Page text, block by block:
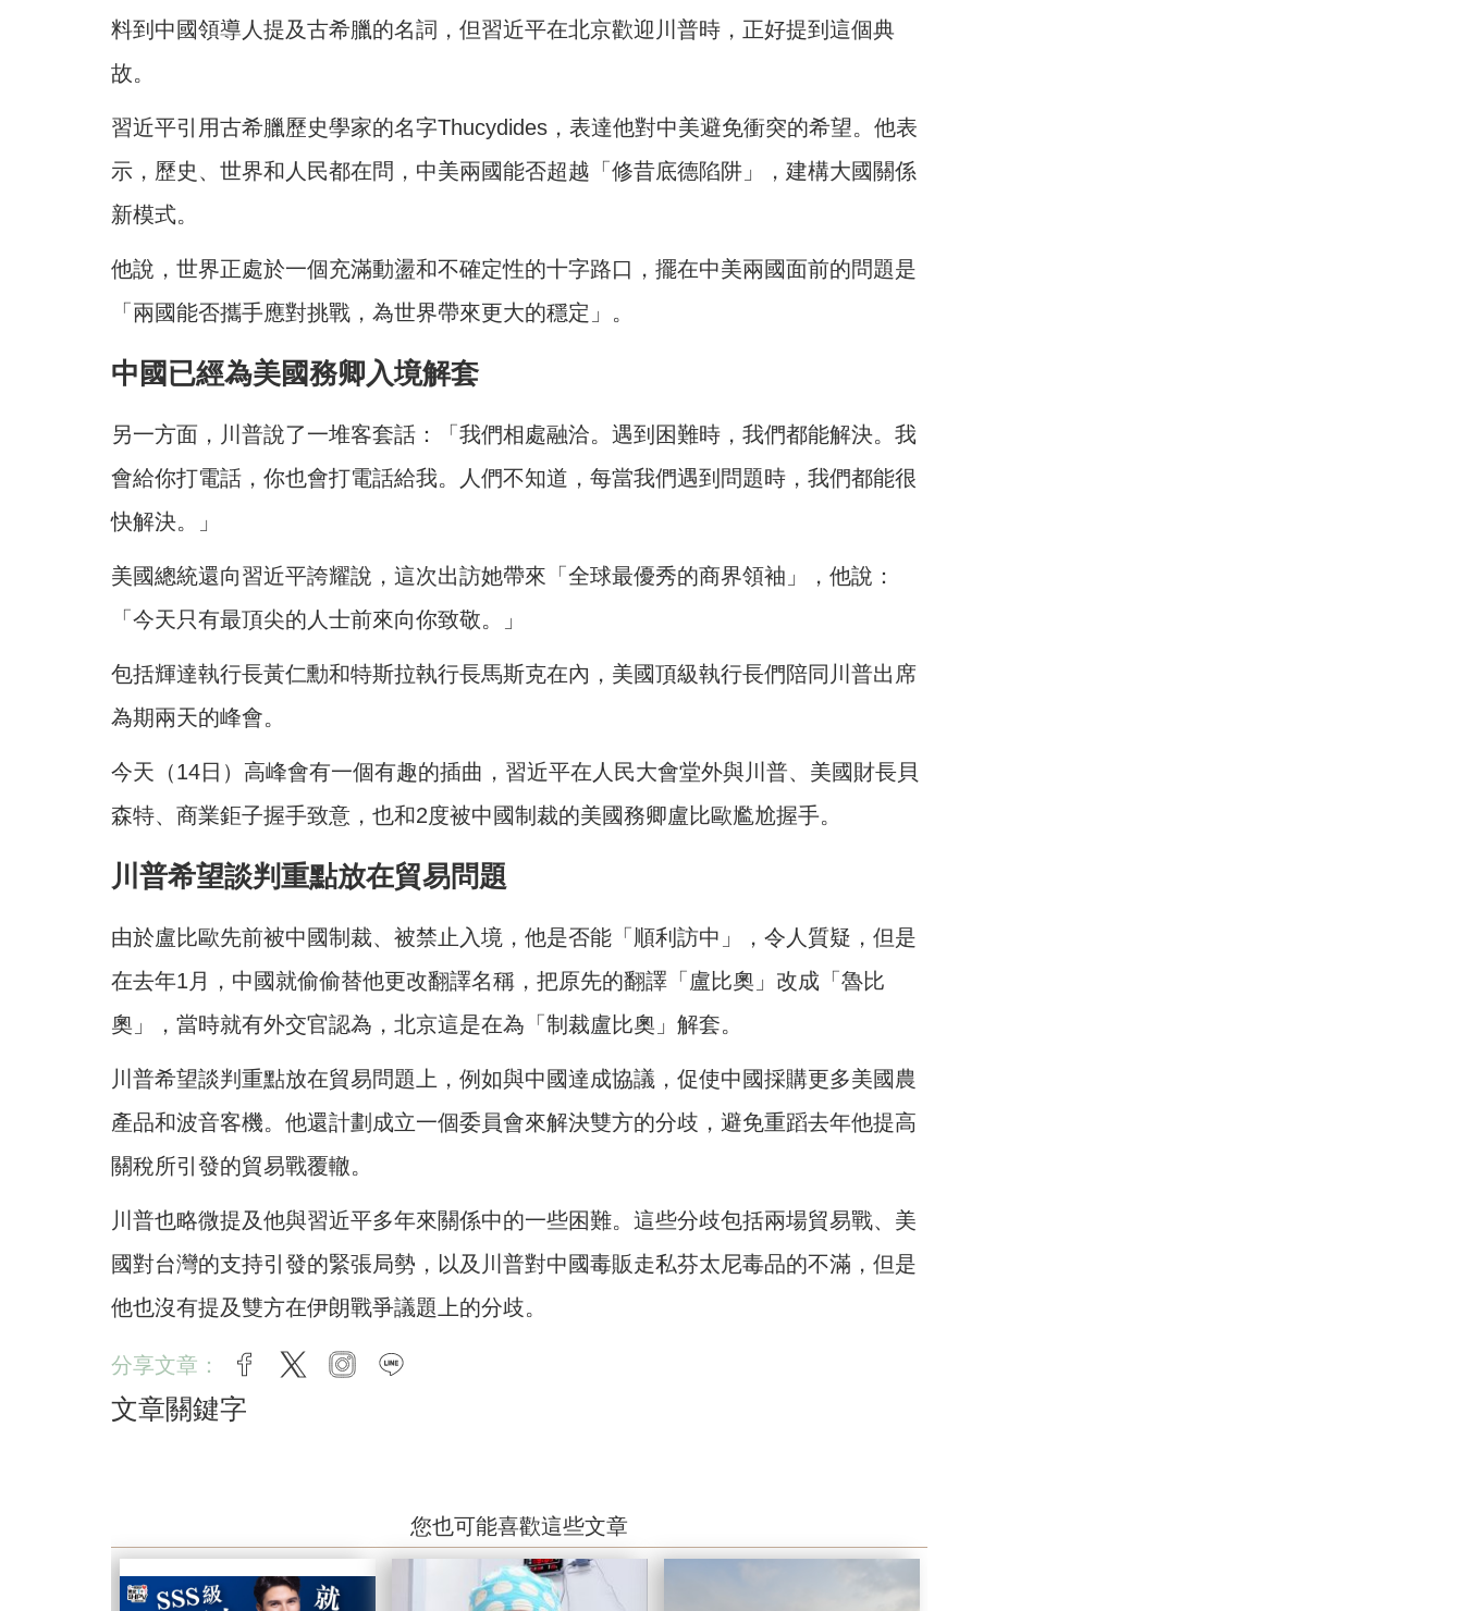
料到中國領導人提及古希臘的名詞，但習近平在北京歡迎川普時，正好提到這個典
故。
習近平引用古希臘歷史學家的名字Thucydides，表達他對中美避免衝突的希望。他表
示，歷史、世界和人民都在問，中美兩國能否超越「修昔底德陷阱」，建構大國關係
新模式。
他說，世界正處於一個充滿動盪和不確定性的十字路口，擺在中美兩國面前的問題是
「兩國能否攜手應對挑戰，為世界帶來更大的穩定」。
中國已經為美國務卿入境解套
另一方面，川普說了一堆客套話：「我們相處融洽。遇到困難時，我們都能解決。我
會給你打電話，你也會打電話給我。人們不知道，每當我們遇到問題時，我們都能很
快解決。」
美國總統還向習近平誇耀說，這次出訪她帶來「全球最優秀的商界領袖」，他說：
「今天只有最頂尖的人士前來向你致敬。」
包括輝達執行長黃仁勳和特斯拉執行長馬斯克在內，美國頂級執行長們陪同川普出席
為期兩天的峰會。
今天（14日）高峰會有一個有趣的插曲，習近平在人民大會堂外與川普、美國財長貝
森特、商業鉅子握手致意，也和2度被中國制裁的美國務卿盧比歐尷尬握手。
川普希望談判重點放在貿易問題
由於盧比歐先前被中國制裁、被禁止入境，他是否能「順利訪中」，令人質疑，但是
在去年1月，中國就偷偷替他更改翻譯名稱，把原先的翻譯「盧比奧」改成「魯比
奧」，當時就有外交官認為，北京這是在為「制裁盧比奧」解套。
川普希望談判重點放在貿易問題上，例如與中國達成協議，促使中國採購更多美國農
產品和波音客機。他還計劃成立一個委員會來解決雙方的分歧，避免重蹈去年他提高
關稅所引發的貿易戰覆轍。
川普也略微提及他與習近平多年來關係中的一些困難。這些分歧包括兩場貿易戰、美
國對台灣的支持引發的緊張局勢，以及川普對中國毒販走私芬太尼毒品的不滿，但是
他也沒有提及雙方在伊朗戰爭議題上的分歧。
分享文章： facebook
twitter instagram
文章關鍵字
您也可能喜歡這些文章